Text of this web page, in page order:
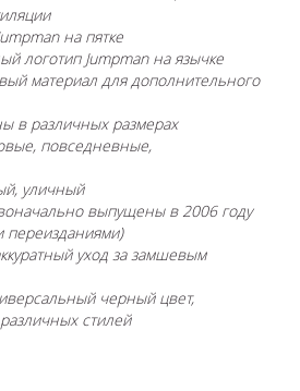
на пятке
логотип Jumpman на язычке
материал для дополнительного
в различных размерах
повседневные,
уличный
выпущены в 2006 году
уход за замшевым
черный цвет,
стилей